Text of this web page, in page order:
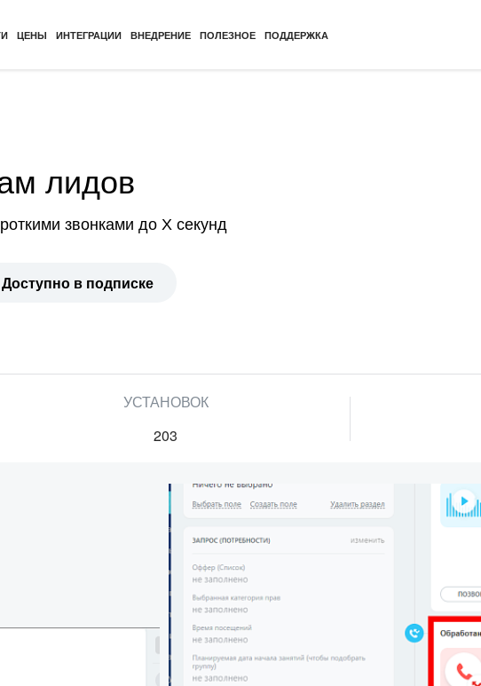
ЦЕНЫ ИНТЕГРАЦИИ ВНЕДРЕНИЕ ПОЛЕЗНОЕ ПОДДЕРЖКА
лидов
звонками до Х секунд
Доступно в подписке
УСТАНОВОК
203